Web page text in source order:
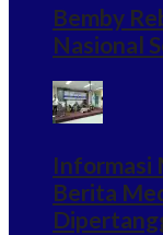
Bemby
Nasional
Informasi
Berita